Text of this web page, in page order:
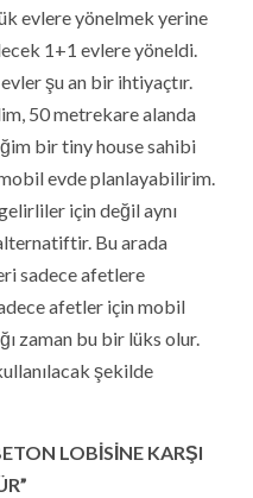
evlere yönelmek yerine
1+1 evlere yöneldi.
şu an bir ihtiyaçtır.
50 metrekare alanda
bir tiny house sahibi
evde planlayabilirim.
için değil aynı
Bu arada
sadece afetlere
afetler için mobil
zaman bu bir lüks olur.
şekilde
LOBİSİNE KARŞI